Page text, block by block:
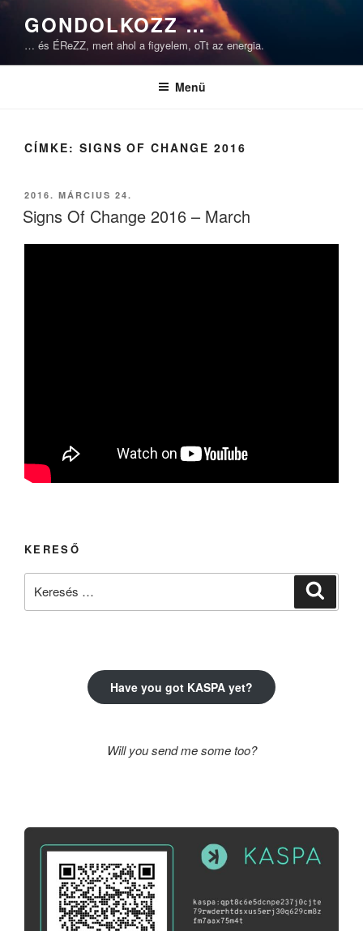
Tartalomhoz
GONDOLKOZZ …
… és ÉReZZ, mert ahol a figyelem, oTt az energia.
Menü
CÍMKE: SIGNS OF CHANGE 2016
BEKÜLDVE:
2016. MÁRCIUS 24.
Signs Of Change 2016 – March
KERESŐ
Have you got KASPA yet?
Will you send me some too?